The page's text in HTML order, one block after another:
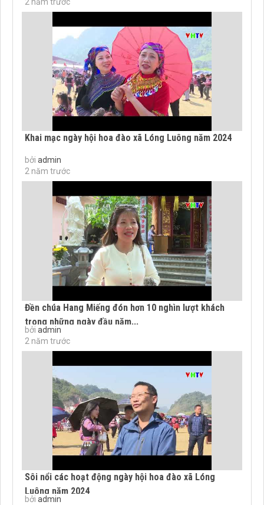
Khai mạc ngày hội hoa đào xã Lóng Luông năm 2024
bởi admin
2 năm trước
Đền chúa Hang Miếng đón hơn 10 nghìn lượt khách
trong những ngày đầu năm...
bởi admin
2 năm trước
Sôi nổi các hoạt động ngày hội hoa đào xã Lóng
Luông năm 2024
bởi admin